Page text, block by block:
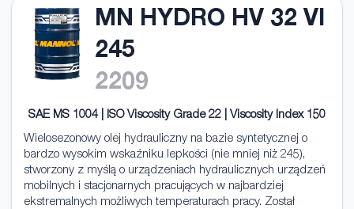
MN HYDRO HV 32 VI
245
2209
SAE MS 1004 | ISO Viscosity Grade 22 | Viscosity Index 150
Wielosezonowy olej hydrauliczny na bazie syntetycznej o
bardzo wysokim wskaźniku lepkości (nie mniej niż 245),
stworzony z myślą o urządzeniach hydraulicznych urządzeń
mobilnych i stacjonarnych pracujących w najbardziej
ekstremalnych możliwych temperaturach pracy. Został